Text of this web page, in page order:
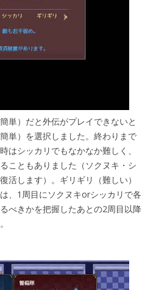
単）だと外伝がプレイできないと
単）を選択しました。終わりまで
はシッカリでもなかなか難しく、
こともありました（ソクヌキ・シ
活します）。ギリギリ（難しい）
、1周目にソクヌキorシッカリで各
べきかを把握したあとの2周目以降